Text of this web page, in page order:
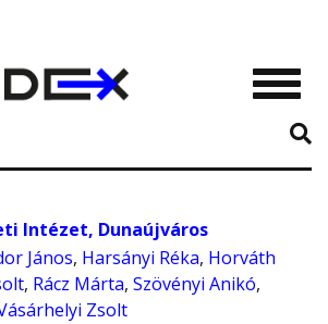
Intézet, Dunaújváros
János, Harsányi Réka, Horváth
, Rácz Márta, Szövényi Anikó,
Zsolt